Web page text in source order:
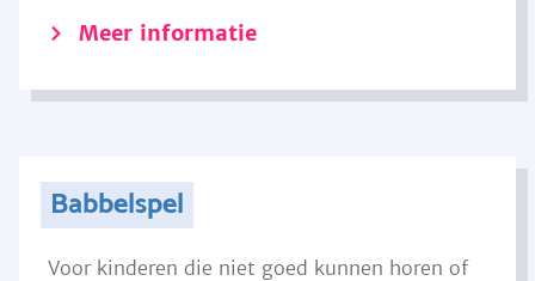
Meer informatie
Babbelspel
Voor kinderen die niet goed kunnen horen of